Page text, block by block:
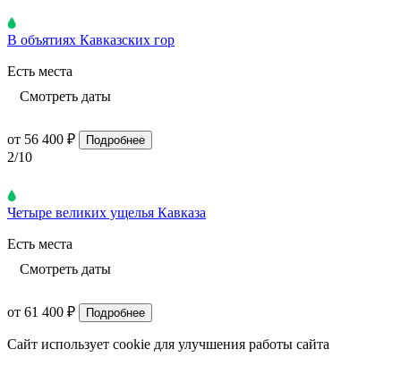
В объятиях Кавказских гор
Есть места
Смотреть даты
от 56 400 ₽ Подробнее
2/10
Четыре великих ущелья Кавказа
Есть места
Смотреть даты
от 61 400 ₽ Подробнее
Сайт использует cookie для улучшения работы сайта